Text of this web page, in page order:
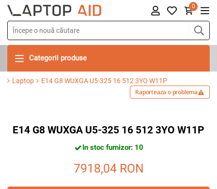
0
Categorii produse
Laptop E14 G8 WUXGA U5-325 16 512 3YO W11P
Raporteaza o problema
E14 G8 WUXGA U5-325 16 512 3YO W11P
In stoc furnizor: 10
7918,04 RON